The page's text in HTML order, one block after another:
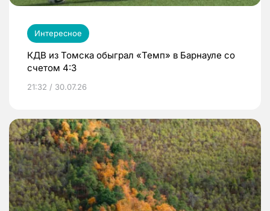
Интересное
КДВ из Томска обыграл «Темп» в Барнауле со
счетом 4:3
21:32 / 30.07.26